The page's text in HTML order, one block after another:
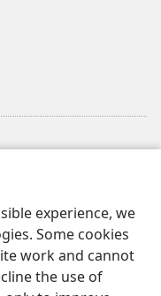
experience, we
Some cookies
work and cannot
the use of